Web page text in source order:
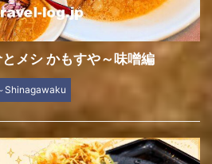
メシ かもすや～味噌編
Shinagawaku